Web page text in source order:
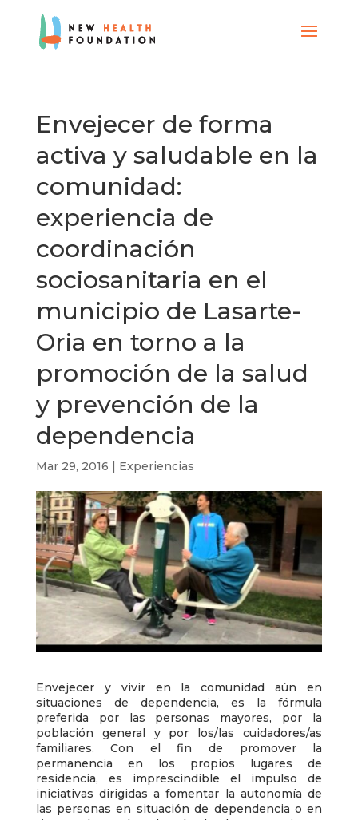
Envejecer de forma
activa y saludable en la
comunidad:
experiencia de
coordinación
sociosanitaria en el
municipio de Lasarte-
Oria en torno a la
promoción de la salud
y prevención de la
dependencia
Mar 29, 2016 | Experiencias
Envejecer y vivir en la comunidad aún en
situaciones de dependencia, es la fórmula
preferida por las personas mayores, por la
población general y por los/las cuidadores/as
familiares. Con el fin de promover la
permanencia en los propios lugares de
residencia, es imprescindible el impulso de
iniciativas dirigidas a fomentar la autonomía de
las personas en situación de dependencia o en